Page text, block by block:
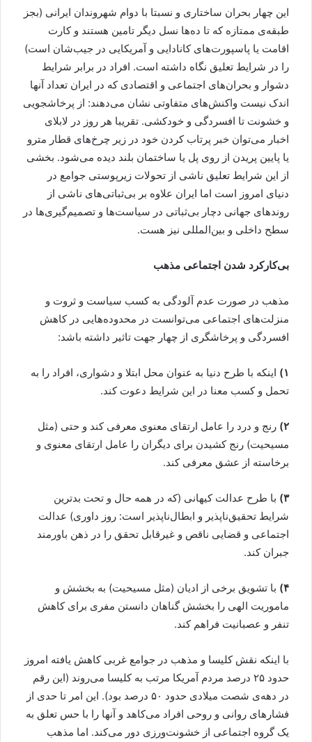
این چهار بحران ساختاری و نسبتا با دوام شهروندان ایرانی (بجز
طبقه‌ی ممتازه که تا ده‌ها نسل دیگر تامین هستند و کارت
اقامت یا پاسپورت‌های کانادایی و آمریکایی در جیب‌شان است)
را در شرایط تعلیق نگاه داشته است. افراد در برابر شرایط
دشوار و بحران‌های اجتماعی و اقتصادی که در ایران تعداد آنها
اندک نیست واکنش‌های متفاوتی نشان می‌دهند: از پرخاشجویی
و خشونت تا افسردگی و خودکشی. تقریبا هر روز در لابلای
اخبار می‌توان خبر پرتاب کردن خود در زیر چرخ‌های قطار مترو
یا پایین پریدن از روی پل یا ساختمان بلند دیده می‌شود. بخشی
از این شرایط تعلیق ناشی از تحولات زیرپوستی جوامع در
دنیای امروز است اما ایران علاوه بر بی‌ثباتی‌های ناشی از
روندهای جهانی دچار بی‌ثباتی‌ در سیاست‌ها و تصمیم‌گیری‌ها در
سطح داخلی و بین‌المللی نیز هست.
بی‌کارکرد شدن اجتماعی مذهب
مذهب در صورت عدم آلودگی به کسب سیاست و ثروت و
منزلت‌های اجتماعی می‌توانست در محدوده‌هایی در کاهش
افسردگی و پرخاشگری از چهار جهت تاثیر داشته باشد:
۱)
اینکه با طرح دنیا به عنوان محل ابتلا و دشواری، افراد را به
تحمل و کسب معنا در این شرایط دعوت کند.
۲) رنج و درد را عامل ارتقای معنوی معرفی کند و حتی (مثل
مسیحیت) رنج کشیدن برای دیگران را عامل ارتقای معنوی و
برخاسته از عشق معرفی کند.
۳) با طرح عدالت کیهانی (که در همه حال و تحت بدترین
شرایط تحقیق‌ناپذیر و ابطال‌ناپذیر است: روز داوری) عدالت
اجتماعی و قضایی ناقص و غیرقابل تحقق را در ذهن باورمند
جبران کند.
۴) با تشویق برخی از ادیان (مثل مسیحیت) به بخشش و
ماموریت الهی را بخشش گناهان دانستن مفری برای کاهش
تنفر و عصبانیت فراهم کند.
با اینکه نقش کلیسا و مذهب در جوامع غربی کاهش یافته امروز
حدود ۲۵ درصد مردم آمریکا مرتب به کلیسا می‌روند (این رقم
در دهه‌ی شصت میلادی حدود ۵۰ درصد بود). این امر تا حدی از
فشارهای روانی و روحی افراد می‌کاهد و آنها را با حس تعلق به
یک گروه اجتماعی از خشونت‌ورزی دور می‌کند. اما مذهب